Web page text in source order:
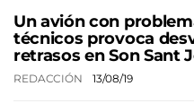
Un avión con
técnicos provoca
retrasos en Son Sant
REDACCIÓN 13/08/19